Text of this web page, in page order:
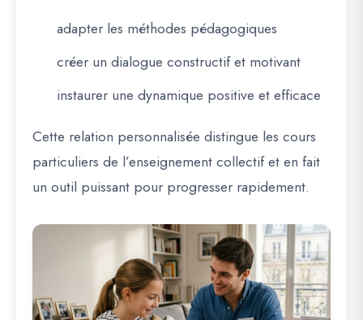
adapter les méthodes pédagogiques
créer un dialogue constructif et motivant
instaurer une dynamique positive et efficace
Cette relation personnalisée distingue les cours
particuliers de l’enseignement collectif et en fait
un outil puissant pour progresser rapidement.